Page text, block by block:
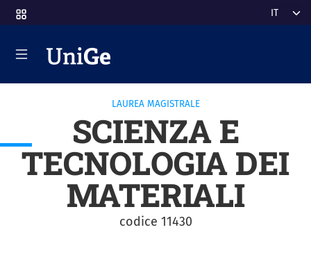
al contenuto principale Select
LAUREA MAGISTRALE
SCIENZA E
TECNOLOGIA DEI
MATERIALI
codice 11430